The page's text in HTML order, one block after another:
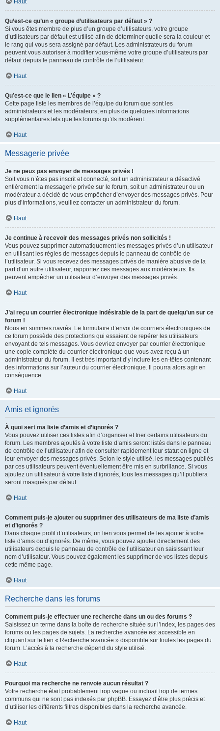
Haut
Qu’est-ce qu’un « groupe d’utilisateurs par défaut » ?
Si vous êtes membre de plus d’un groupe d’utilisateurs, votre groupe
d’utilisateurs par défaut est utilisé afin de déterminer quelle sera la couleur et
le rang qui vous sera assigné par défaut. Les administrateurs du forum
peuvent vous autoriser à modifier vous-même votre groupe d’utilisateurs par
défaut depuis le panneau de contrôle de l’utilisateur.
Haut
Qu’est-ce que le lien « L’équipe » ?
Cette page liste les membres de l’équipe du forum que sont les
administrateurs et les modérateurs, en plus de quelques informations
supplémentaires tels que les forums qu’ils modèrent.
Haut
Messagerie privée
Je ne peux pas envoyer de messages privés !
Soit vous n’êtes pas inscrit et connecté, soit un administrateur a désactivé
entièrement la messagerie privée sur le forum, soit un administrateur ou un
modérateur a décidé de vous empêcher d’envoyer des messages privés. Pour
plus d’informations, veuillez contacter un administrateur du forum.
Haut
Je continue à recevoir des messages privés non sollicités !
Vous pouvez supprimer automatiquement les messages privés d’un utilisateur
en utilisant les règles de messages depuis le panneau de contrôle de
l’utilisateur. Si vous recevez des messages privés de manière abusive de la
part d’un autre utilisateur, rapportez ces messages aux modérateurs. Ils
peuvent empêcher un utilisateur d’envoyer des messages privés.
Haut
J’ai reçu un courrier électronique indésirable de la part de quelqu’un sur ce
forum !
Nous en sommes navrés. Le formulaire d’envoi de courriers électroniques de
ce forum possède des protections qui essaient de repérer les utilisateurs
envoyant de tels messages. Vous devriez envoyer par courrier électronique
une copie complète du courrier électronique que vous avez reçu à un
administrateur du forum. Il est très important d’y inclure les en-têtes contenant
des informations sur l’auteur du courrier électronique. Il pourra alors agir en
conséquence.
Haut
Amis et ignorés
À quoi sert ma liste d’amis et d’ignorés ?
Vous pouvez utiliser ces listes afin d’organiser et trier certains utilisateurs du
forum. Les membres ajoutés à votre liste d’amis seront listés dans le panneau
de contrôle de l’utilisateur afin de consulter rapidement leur statut en ligne et
leur envoyer des messages privés. Selon le style utilisé, les messages publiés
par ces utilisateurs peuvent éventuellement être mis en surbrillance. Si vous
ajoutez un utilisateur à votre liste d’ignorés, tous les messages qu’il publiera
seront masqués par défaut.
Haut
Comment puis-je ajouter ou supprimer des utilisateurs de ma liste d’amis
et d’ignorés ?
Dans chaque profil d’utilisateurs, un lien vous permet de les ajouter à votre
liste d’amis ou d’ignorés. De même, vous pouvez ajouter directement des
utilisateurs depuis le panneau de contrôle de l’utilisateur en saisissant leur
nom d’utilisateur. Vous pouvez également les supprimer de vos listes depuis
cette même page.
Haut
Recherche dans les forums
Comment puis-je effectuer une recherche dans un ou des forums ?
Saisissez un terme dans la boîte de recherche située sur l’index, les pages des
forums ou les pages de sujets. La recherche avancée est accessible en
cliquant sur le lien « Recherche avancée » disponible sur toutes les pages du
forum. L’accès à la recherche dépend du style utilisé.
Haut
Pourquoi ma recherche ne renvoie aucun résultat ?
Votre recherche était probablement trop vague ou incluait trop de termes
communs qui ne sont pas indexés par phpBB. Essayez d’être plus précis et
d’utiliser les différents filtres disponibles dans la recherche avancée.
Haut